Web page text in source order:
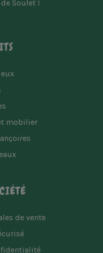
mobilier
de vente
Soulet !